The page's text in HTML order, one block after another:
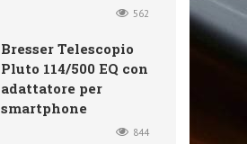
562
Bresser Telescopio
Pluto 114/500 EQ con
adattatore per
smartphone
844